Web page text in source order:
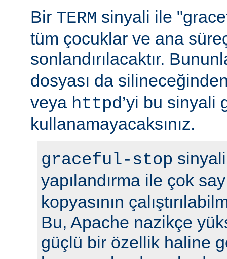
Bir TERM sinyali ile
tüm çocuklar ve ana
sonlandırılacaktır.
dosyası da
veya httpd’yi bu sinyali
kullanamayacaksınız.
graceful-stop
yapılandırma ile çok
kopyasının
Bu, Apache nazikçe
güçlü bir özellik haline